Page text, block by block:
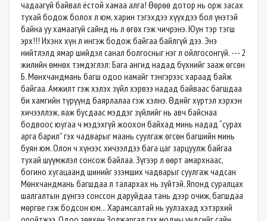
чадаагүй байвал ёстой хамаа алга! Өөрөө дотор нь орж засах
тухай бодож болох л юм, харин тэгэхдээ хүүхдээ бол үнэтэй
байна уу хамаагүй сайнд нь л өгөх гэж чичрэнэ. Юун тэр тэгш
эрх!!! Ихэнх хүн л ингэж бодож байгаа байлгүй дээ. Энэ
нийтлэлд ямар шийдэл санал болгосныг нэг л ойлгосонгүй. --- 2
жилийн өмнөх тэмдэглэл: Бага ангид надад бүхнийг зааж өгсөн
Б. Мөнхчандмань багш одоо намайг тэнгэрээс хараад байж
байгаа. Амжилт гэж хэлэх зүйл хэрвээ надад байваас багшдаа
би хамгийн түрүүнд баярлалаа гэж хэлнэ. Өдийг хүртэл хэрхэн
хичээллэж, яаж бусдаас мэддэг зүйлийг нь авч байснаа
бодвоос юугаа ч мэдэхгүй жоохон байхад минь надад “сурах
арга барил” гэх чадварыг маань суулгаж өгсөн багшийн минь
буян юм. Олон ч хүнээс хичээлдээ бага цаг зарцуулж байгаа
тухай шүүмжлэл сонсож байлаа. Зүгээр л өөрт амархнаас,
богино хугацаанд шинийг эзэмших чадварыг суулгаж чадсан
Мөнхчандмань багшдаа л талархах нь зүйтэй. Японд суралцах
шалгалтын дүнгээ сонссон даруйдаа тань дээр очиж, багшдаа
мөргөе гэж бодсон юм... Харамсалтай нь уулзахад хэтэрхий